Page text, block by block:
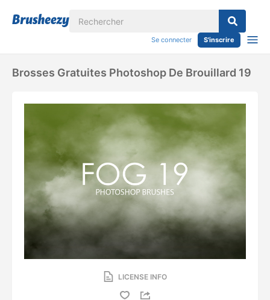
Se connecter S'inscrire
Brosses Gratuites Photoshop De Brouillard 19
LICENSE INFO